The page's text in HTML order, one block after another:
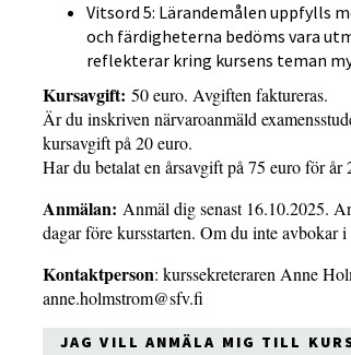
Vitsord 5: Lärandemålen uppfylls
och färdigheterna bedöms vara
reflekterar kring kursens teman
Kursavgift: 50 euro. Avgiften faktureras.
Är du inskriven närvaroanmäld
kursavgift på 20 euro.
Har du betalat en årsavgift på 75 euro för
Anmälan: Anmäl dig senast 16.10.2025.
dagar före kursstarten. Om du inte avbokar
Kontaktperson: kurssekreteraren Anne
anne.holmstrom@sfv.fi
JAG VILL ANMÄLA MIG TILL